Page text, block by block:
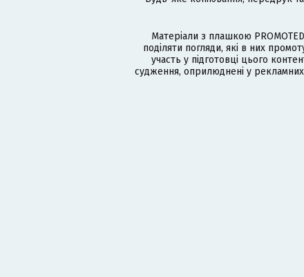
Матеріали з плашкою
поділяти погляди, які в них
участь у підготовці цього
судження, оприлюднені у рекламних